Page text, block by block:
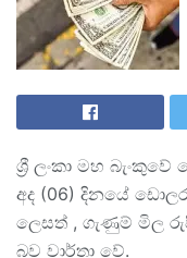
ශ්‍රී ලංකා මහ
අද (06) දිනයේ
ලෙසත් , ගැණුම් මිල
බව වාර්තා වේ.